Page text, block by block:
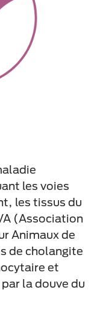
les voies
les tissus du
(Association
Animaux de
de cholangite
et
la douve du